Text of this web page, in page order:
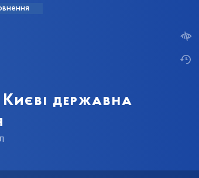
Києві державна